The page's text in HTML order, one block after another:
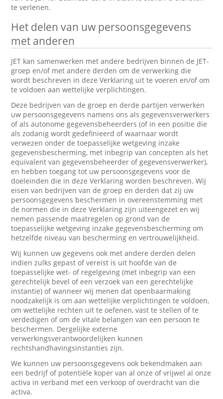
te verlenen.
Het delen van uw persoonsgegevens
met anderen
JET kan samenwerken met andere bedrijven binnen de JET-
groep en/of met andere derden om de verwerking die
wordt beschreven in deze Verklaring uit te voeren en/of om
te voldoen aan wettelijke verplichtingen.
Deze bedrijven van de groep en derde partijen verwerken
uw persoonsgegevens namens ons als gegevensverwerkers
of als autonome gegevensbeheerders (of in een positie die
als zodanig wordt gedefinieerd of waarnaar wordt
verwezen onder de toepasselijke wetgeving inzake
gegevensbescherming, met inbegrip van concepten als het
equivalent van gegevensbeheerder of gegevensverwerker),
en hebben toegang tot uw persoonsgegevens voor de
doeleinden die in deze Verklaring worden beschreven. Wij
eisen van bedrijven van de groep en derden dat zij uw
persoonsgegevens beschermen in overeenstemming met
de normen die in deze Verklaring zijn uiteengezet en wij
nemen passende maatregelen op grond van de
toepasselijke wetgeving inzake gegevensbescherming om
hetzelfde niveau van bescherming en vertrouwelijkheid.
Wij kunnen uw gegevens ook met andere derden delen
indien zulks gepast of vereist is uit hoofde van de
toepasselijke wet- of regelgeving (met inbegrip van een
gerechtelijk bevel of een verzoek van een gerechtelijke
instantie) of wanneer wij menen dat openbaarmaking
noodzakelijk is om aan wettelijke verplichtingen te voldoen,
om wettelijke rechten uit te oefenen, vast te stellen of te
verdedigen of om de vitale belangen van een persoon te
beschermen. Dergelijke externe
verwerkingsverantwoordelijken kunnen
rechtshandhavingsinstanties zijn.
We kunnen uw persoonsgegevens ook bekendmaken aan
een bedrijf of potentiële koper van al onze of vrijwel al onze
activa in verband met een verkoop of overdracht van die
activa.